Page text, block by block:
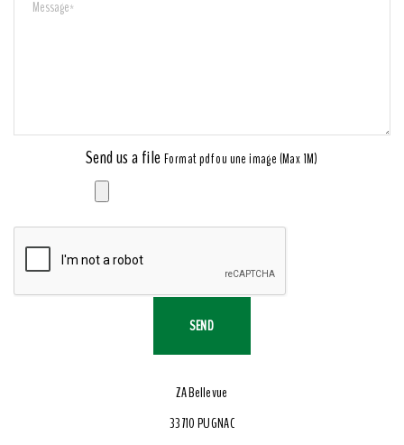
Send us a fileFormat pdf ou une image (Max 1M)
ZA Bellevue
33710 PUGNAC